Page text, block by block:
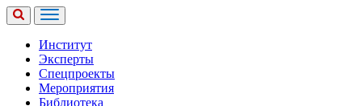
Институт
Эксперты
Спецпроекты
Мероприятия
Библиотека